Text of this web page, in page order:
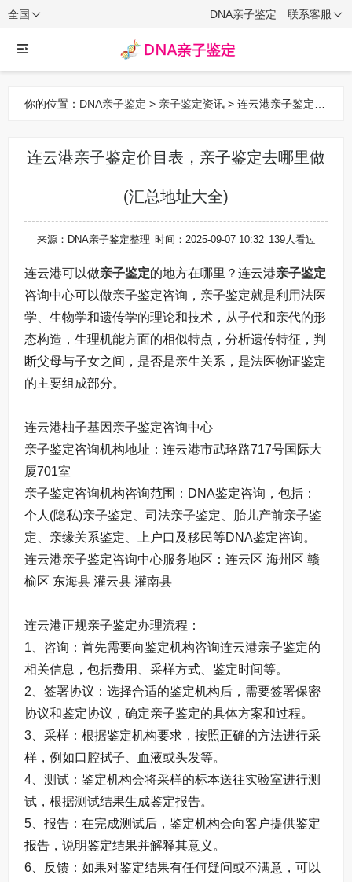
全国 DNA亲子鉴定 联系客服
你的位置： DNA亲子鉴定 > 亲子鉴定资讯 > 连云港亲子鉴定价
连云港亲子鉴定价目表，亲子鉴定去哪里做
(汇总地址大全)
来源：DNA亲子鉴定整理 时间：2025-09-07 10:32 139人看过
连云港可以做亲子鉴定的地方在哪里？连云港亲子鉴定
咨询中心可以做亲子鉴定咨询，亲子鉴定就是利用法医
学、生物学和遗传学的理论和技术，从子代和亲代的形
态构造，生理机能方面的相似特点，分析遗传特征，判
断父母与子女之间，是否是亲生关系，是法医物证鉴定
的主要组成部分。
连云港柚子基因亲子鉴定咨询中心
亲子鉴定咨询机构地址：连云港市武珞路717号国际大
厦701室
亲子鉴定咨询机构咨询范围：DNA鉴定咨询，包括：
个人(隐私)亲子鉴定、司法亲子鉴定、胎儿产前亲子鉴
定、亲缘关系鉴定、上户口及移民等DNA鉴定咨询。
连云港亲子鉴定咨询中心服务地区：连云区 海州区 赣
榆区 东海县 灌云县 灌南县
连云港正规亲子鉴定办理流程：
1、咨询：首先需要向鉴定机构咨询连云港亲子鉴定的
相关信息，包括费用、采样方式、鉴定时间等。
2、签署协议：选择合适的鉴定机构后，需要签署保密
协议和鉴定协议，确定亲子鉴定的具体方案和过程。
3、采样：根据鉴定机构要求，按照正确的方法进行采
样，例如口腔拭子、血液或头发等。
4、测试：鉴定机构会将采样的标本送往实验室进行测
试，根据测试结果生成鉴定报告。
5、报告：在完成测试后，鉴定机构会向客户提供鉴定
报告，说明鉴定结果并解释其意义。
6、反馈：如果对鉴定结果有任何疑问或不满意，可以